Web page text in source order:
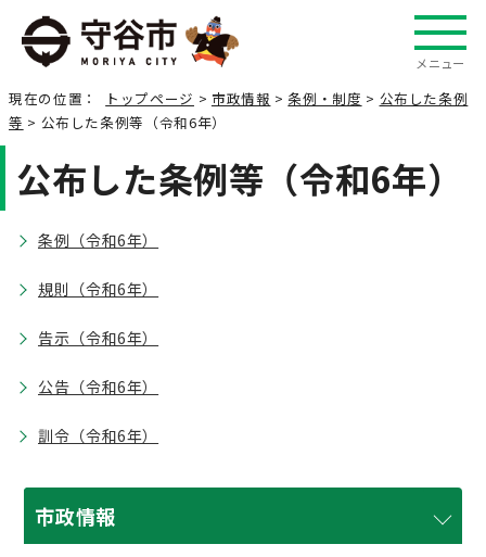
メニュー
現在の位置： トップページ > 市政情報 > 条例・制度 > 公布した条例
等 > 公布した条例等（令和6年）
公布した条例等（令和6年）
条例（令和6年）
規則（令和6年）
告示（令和6年）
公告（令和6年）
訓令（令和6年）
市政情報